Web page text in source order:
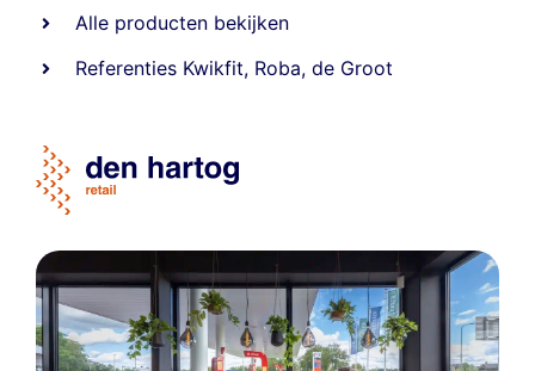
Alle producten bekijken
Referenties Kwikfit, Roba,de Groot